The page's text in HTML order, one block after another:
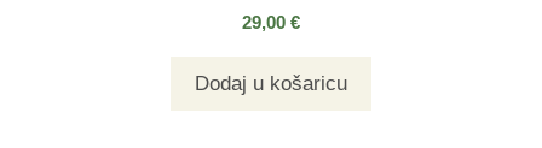
29,00 €
Dodaj u košaricu